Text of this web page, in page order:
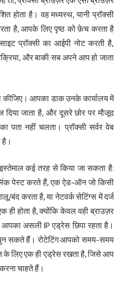
होता है। वह मध्यस्थ, यानी प्रॉक्सी
है, आपके लिए पृष्ठ को फ़ेच करता है
प्रॉक्सी का आईपी नोट करती है,
और बाकी सब अपने आप हो जाता
कीजिए। आपका डाक उनके कार्यालय में
जाता है, और दूसरे छोर पर मौजूद
पता नहीं चलता। प्रॉक्सी सर्वर वेब
है।
कई तरह से किया जा सकता है:
पेस्ट करते हैं, एक ऐड-ऑन जो किसी
बंद करता है, या नेटवर्क सेटिंग्स में दर्ज
ही होता है, क्योंकि केवल वही ब्राउज़र
असली IP एड्रेस छिपा रहता है।
सकते हैं। रोटेटिंग आपको समय-समय
के लिए एक ही एड्रेस रखता है, जिसे आप
चाहते हैं।